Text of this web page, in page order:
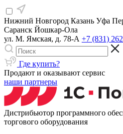
Нижний Новгород Казань Уфа
Саранск Йошкар-Ола
ул. М. Ямская, д. 78-А +7 (831)
Где купить?
Продают и оказывают сервис
наши партнеры
Дистрибьютор программного
торгового оборудования